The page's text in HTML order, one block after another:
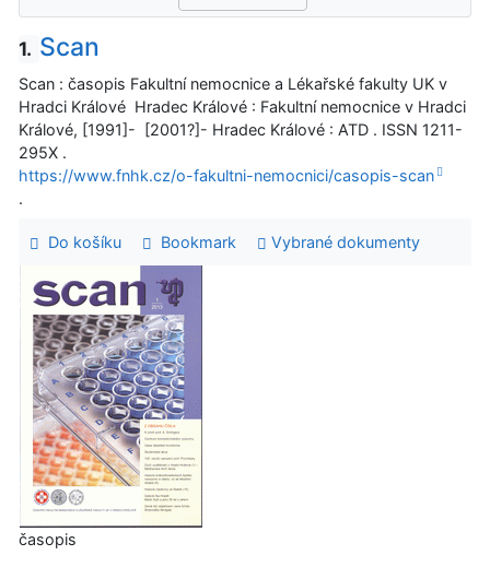
1. Scan
Scan : časopis Fakultní nemocnice a Lékařské fakulty UK v
Hradci Králové Hradec Králové : Fakultní nemocnice v Hradci
Králové, [1991]- [2001?]- Hradec Králové : ATD . ISSN 1211-
295X .
https://www.fnhk.cz/o-fakultni-nemocnici/casopis-scan
.
Do košíku Bookmark Vybrané dokumenty
časopis